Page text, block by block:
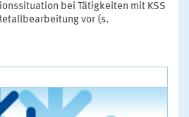
bei Tätigkeiten mit KSS
vor (s.